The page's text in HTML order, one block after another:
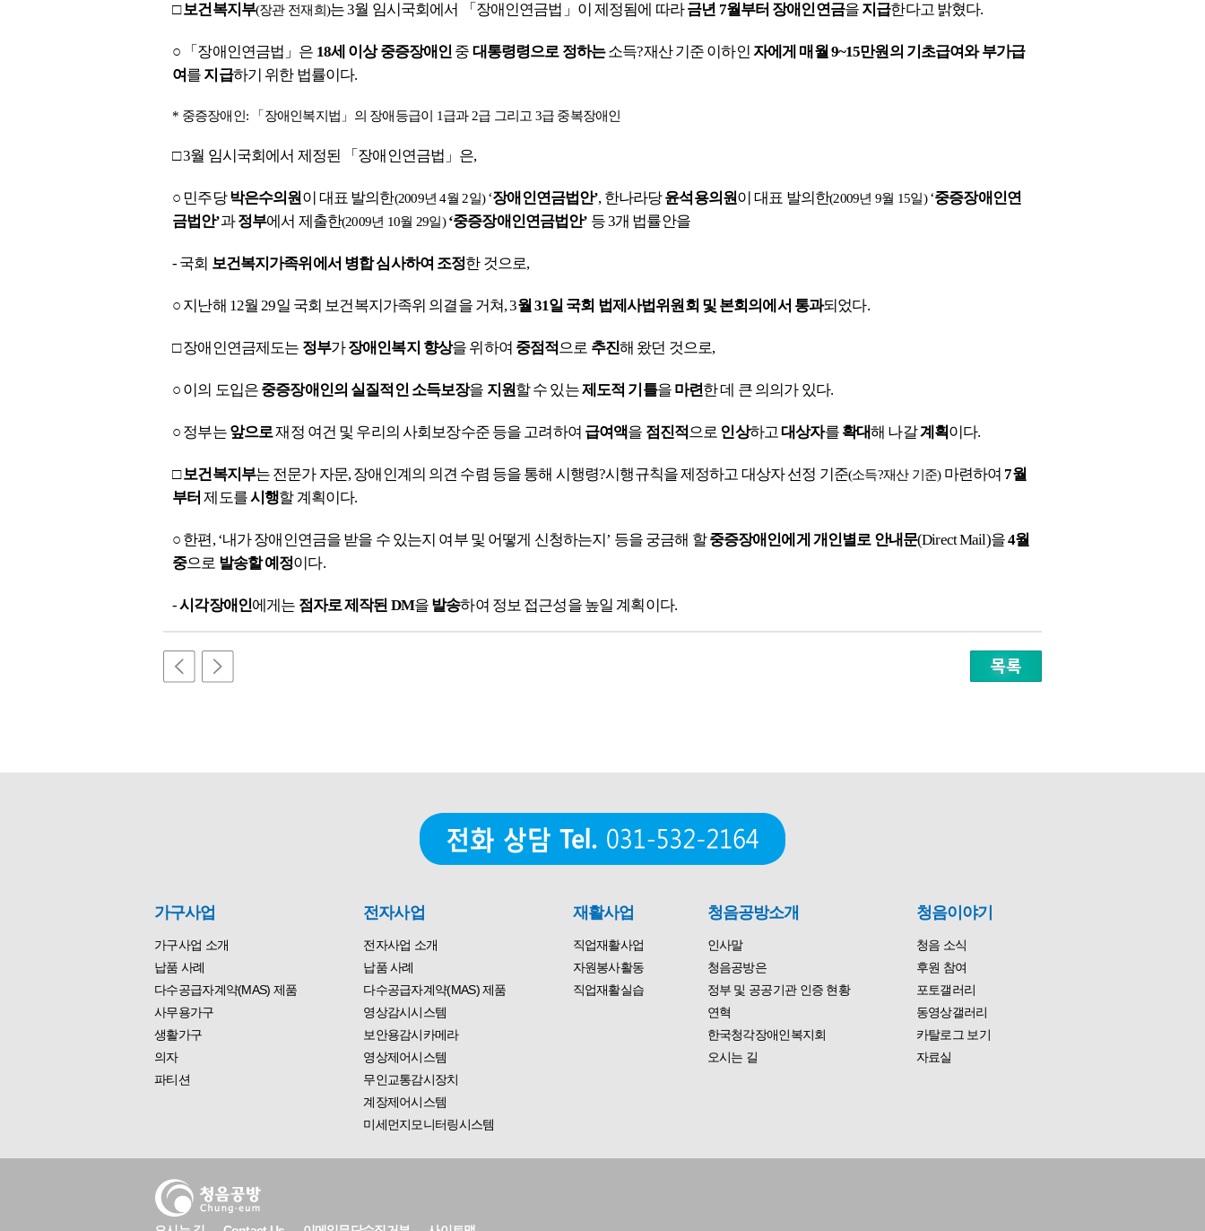
□보건복지부(장관 전재희)는 3월 임시국회에서 「장애인연금법」이 제정됨에 따라금년 7월부터 장애인연금을 지급한다고 밝혔다.
○ 「장애인연금법」은 18세 이상 중증장애인 중 대통령령으로 정하는 소득?재산 기준 이하인 자에게 매월 9~15만원의 기초급여와 부가급
여를 지급하기 위한 법률이다.
* 중증장애인: 「장애인복지법」의 장애등급이 1급과 2급 그리고 3급 중복장애인
□ 3월 임시국회에서 제정된 「장애인연금법」은,
○ 민주당박은수의원이 대표 발의한(2009년 4월 2일)‘장애인연금법안’, 한나라당윤석용의원이 대표 발의한(2009년 9월 15일)‘중증장애인연
금법안’과정부에서 제출한(2009년 10월 29일)‘중증장애인연금법안’ 등 3개 법률안을
- 국회 보건복지가족위에서 병합 심사하여 조정한 것으로,
○ 지난해 12월 29일 국회 보건복지가족위 의결을 거쳐, 3월 31일 국회 법제사법위원회 및 본회의에서 통과되었다.
□장애인연금제도는 정부가장애인복지 향상을 위하여 중점적으로 추진해 왔던 것으로,
○ 이의 도입은 중증장애인의 실질적인 소득보장을 지원할 수 있는제도적 기틀을 마련한 데 큰 의의가 있다.
○ 정부는 앞으로재정 여건 및 우리의 사회보장수준 등을 고려하여 급여액을 점진적으로 인상하고대상자를 확대해 나갈계획이다.
□보건복지부는 전문가 자문, 장애인계의 의견 수렴 등을 통해 시행령?시행규칙을 제정하고 대상자 선정 기준(소득?재산 기준)마련하여 7월
부터 제도를시행할 계획이다.
○ 한편, ‘내가 장애인연금을 받을 수 있는지 여부 및 어떻게 신청하는지’ 등을 궁금해 할중증장애인에게 개인별로 안내문(Direct Mail)을4월
중으로 발송할 예정이다.
-시각장애인에게는 점자로 제작된 DM을 발송하여 정보 접근성을 높일 계획이다.
가구사업
가구사업 소개
납품 사례
다수공급자계약(MAS) 제품
사무용가구
생활가구
의자
파티션
전자사업
전자사업 소개
납품 사례
다수공급자계약(MAS) 제품
영상감시시스템
보안용감시카메라
영상제어시스템
무인교통감시장치
계장제어시스템
미세먼지모니터링시스템
재활사업
직업재활사업
자원봉사활동
직업재활실습
청음공방소개
인사말
청음공방은
정부 및 공공기관 인증 현황
연혁
한국청각장애인복지회
오시는 길
청음이야기
청음 소식
후원 참여
포토갤러리
동영상갤러리
카탈로그 보기
자료실